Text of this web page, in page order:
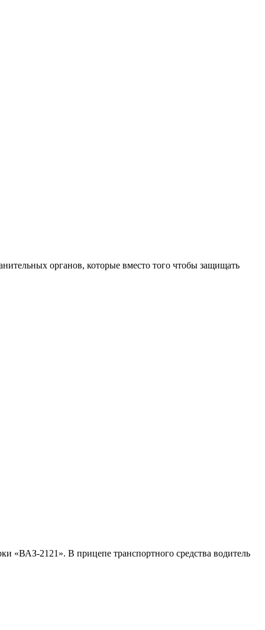
органов, которые вместо того чтобы защищать
«ВАЗ-2121». В прицепе транспортного средства водитель